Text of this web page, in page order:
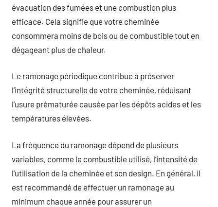
évacuation des fumées et une combustion plus
efficace. Cela signifie que votre cheminée
consommera moins de bois ou de combustible tout en
dégageant plus de chaleur.
Le ramonage périodique contribue à préserver
l’intégrité structurelle de votre cheminée, réduisant
l’usure prématurée causée par les dépôts acides et les
températures élevées.
La fréquence du ramonage dépend de plusieurs
variables, comme le combustible utilisé, l’intensité de
l’utilisation de la cheminée et son design. En général, il
est recommandé de effectuer un ramonage au
minimum chaque année pour assurer un